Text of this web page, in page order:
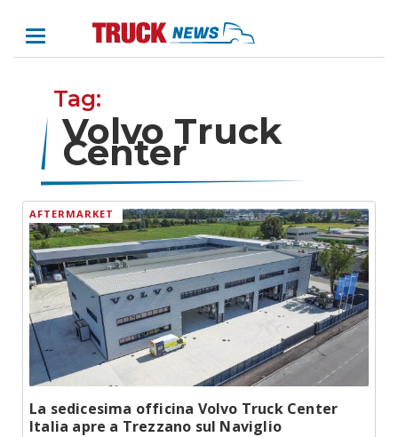
Tag:
Volvo Truck
Center
AFTERMARKET
La sedicesima officina Volvo Truck Center
Italia apre a Trezzano sul Naviglio